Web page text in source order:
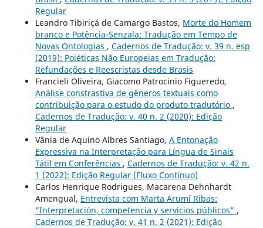
Regular
Leandro Tibiriçá de Camargo Bastos, Morte do Homem
branco e Potência-Senzala: Tradução em Tempo de
Novas Ontologias , Cadernos de Tradução: v. 39 n. esp
(2019): Poiéticas Não Europeias em Tradução:
Refundações e Reescristas desde Brasis
Francieli Oliveira, Giacomo Patrocinio Figueredo,
Análise constrastiva de gêneros textuais como
contribuição para o estudo do produto tradutório ,
Cadernos de Tradução: v. 40 n. 2 (2020): Edição
Regular
Vânia de Aquino Albres Santiago, A Entonação
Expressiva na Interpretação para Língua de Sinais
Tátil em Conferências , Cadernos de Tradução: v. 42 n.
1 (2022): Edição Regular (Fluxo Contínuo)
Carlos Henrique Rodrigues, Macarena Dehnhardt
Amengual, Entrevista com Marta Arumí Ribas:
"Interpretación, competencia y servicios públicos” ,
Cadernos de Tradução: v. 41 n. 2 (2021): Edição